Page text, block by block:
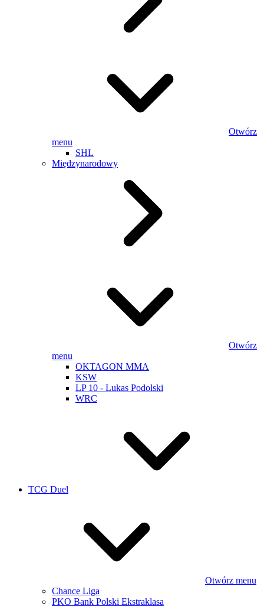
Otwórz
menu
SHL
Międzynarodowy
Otwórz
menu
OKTAGON MMA
KSW
LP 10 - Lukas Podolski
WRC
TCG Duel
Otwórz menu
Chance Liga
PKO Bank Polski Ekstraklasa